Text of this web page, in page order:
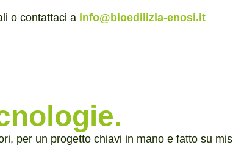
o contattaci a info@bioedilizia-enosi.it
per un progetto chiavi in mano e fatto su